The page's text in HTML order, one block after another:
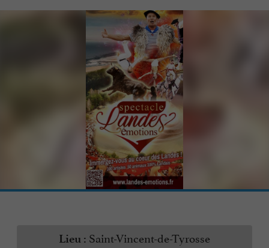
Lieu : Saint-Vincent-de-Tyrosse